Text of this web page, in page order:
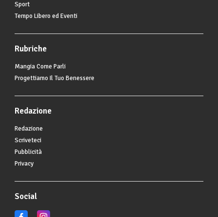
Sport
Tempo Libero ed Eventi
Rubriche
Mangia Come Parli
Progettiamo Il Tuo Benessere
Redazione
Redazione
Scriveteci
Pubblicità
Privacy
Social